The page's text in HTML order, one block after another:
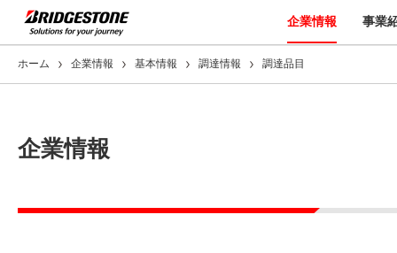
企業情報 事業
ホーム 企業情報 基本情報 調達情報 調達品目
企業情報